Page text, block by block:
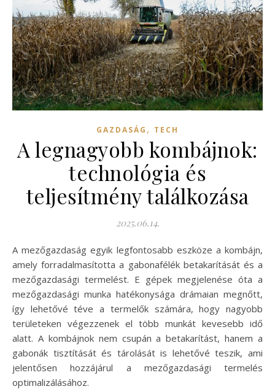
GAZDASÁG , TECH
A legnagyobb kombájnok:
technológia és
teljesítmény találkozása
2025.06.14.
A mezőgazdaság egyik legfontosabb eszköze a kombájn,
amely forradalmasította a gabonafélék betakarítását és a
mezőgazdasági termelést. E gépek megjelenése óta a
mezőgazdasági munka hatékonysága drámaian megnőtt,
így lehetővé téve a termelők számára, hogy nagyobb
területeken végezzenek el több munkát kevesebb idő
alatt. A kombájnok nem csupán a betakarítást, hanem a
gabonák tisztítását és tárolását is lehetővé teszik, ami
jelentősen hozzájárul a mezőgazdasági termelés
optimalizálásához.